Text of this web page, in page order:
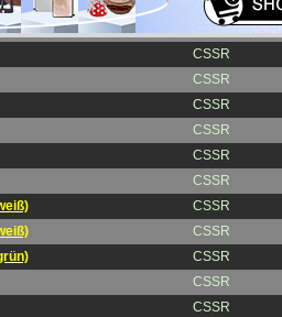
CSSR
CSSR
CSSR
CSSR
CSSR
CSSR
CSSR
CSSR
CSSR
CSSR
CSSR